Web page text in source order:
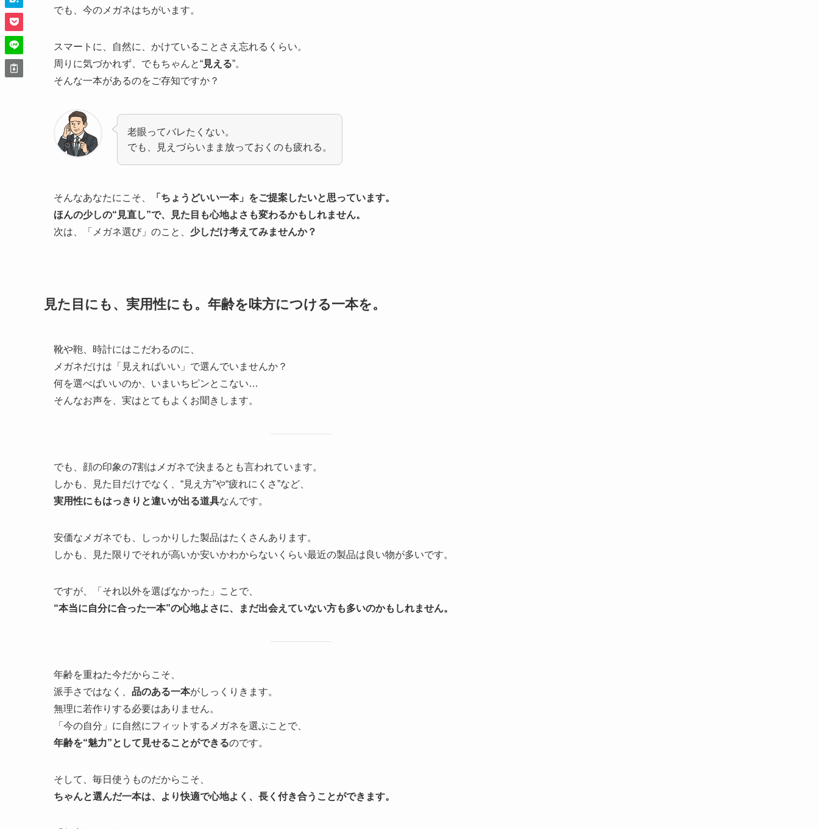
でも、今のメガネはちがいます。
スマートに、自然に、かけていることさえ忘れるくらい。
周りに気づかれず、でもちゃんと“見える”。
そんな一本があるのをご存知ですか？
老眼ってバレたくない。
でも、見えづらいまま放っておくのも疲れる。
そんなあなたにこそ、
「ちょうどいい一本」をご提案したいと思っています。
ほんの少しの“見直し”で、見た目も心地よさも変わるかもしれません。
次は、「メガネ選び」のこと、 少しだけ考えてみませんか？
見た目にも、実用性にも。年齢を味方につける一本を。
靴や鞄、時計にはこだわるのに、
メガネだけは「見えればいい」で選んでいませんか？
何を選べばいいのか、いまいちピンとこない…
そんなお声を、実はとてもよくお聞きします。
でも、顔の印象の7割はメガネで決まるとも言われています。
しかも、見た目だけでなく、“見え方”や“疲れにくさ”など、
実用性にもはっきりと違いが出る道具なんです。
安価なメガネでも、しっかりした製品はたくさんあります。
しかも、見た限りでそれが高いか安いかわからないくらい最近の製品は良い物が多いです。
ですが、「それ以外を選ばなかった」ことで、
“本当に自分に合った一本”の心地よさに、まだ出会えていない方も多いのかもしれません。
年齢を重ねた今だからこそ、
派手さではなく、 品のある一本がしっくりきます。
無理に若作りする必要はありません。
「今の自分」に自然にフィットするメガネを選ぶことで、
年齢を“魅力”として見せることができるのです。
そして、毎日使うものだからこそ、
ちゃんと選んだ一本は、より快適で心地よく、長く付き合うことができます。